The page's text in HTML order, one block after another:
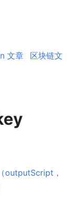
文章
区块链文
outputScript，